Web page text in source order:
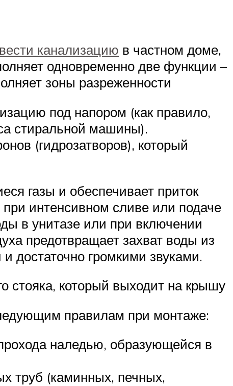
канализацию в частном доме,
одновременно две функции –
зоны разреженности
под напором (как правило,
стиральной машины).
(гидрозатворов), который
газы и обеспечивает приток
интенсивном сливе или подаче
в унитазе или при включении
предотвращает захват воды из
достаточно громкими звуками.
стояка, который выходит на крышу
правилам при монтаже:
наледью, образующейся в
труб (каминных, печных,